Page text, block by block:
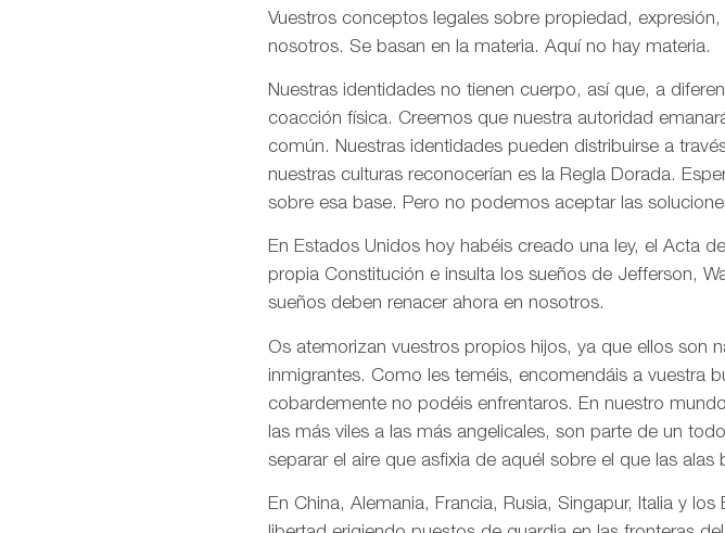
Vuestros conceptos legales sobre propiedad,
nosotros. Se basan en la materia. Aquí no hay materia.
Nuestras identidades no tienen cuerpo, así que, a
coacción física. Creemos que nuestra autoridad
común. Nuestras identidades pueden distribuirse a
nuestras culturas reconocerían es la Regla Dorada.
sobre esa base. Pero no podemos aceptar las
En Estados Unidos hoy habéis creado una ley, el Acta
propia Constitución e insulta los sueños de Jefferson,
sueños deben renacer ahora en nosotros.
Os atemorizan vuestros propios hijos, ya que ellos son
inmigrantes. Como les teméis, encomendáis a vuestra
cobardemente no podéis enfrentaros. En nuestro
las más viles a las más angelicales, son parte de un
separar el aire que asfixia de aquél sobre el que las alas
En China, Alemania, Francia, Rusia, Singapur, Italia y